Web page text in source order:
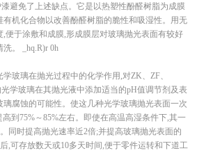
避免了上述缺点。它是以热塑性酚醛树脂为成膜
机化合物以改善酚醛树脂的脆性和吸湿性。用无
便于涂敷和成膜,形成膜层对玻璃抛光表面有较好
。 _hq.R)r 0h
玻璃在抛光过程中的化学作用,对ZK、ZF、
学玻璃在其抛光液中添加适当的pH值调节剂及表
腐蚀的可能性。使这几种光学玻璃抛光表面一次
到75%～85%左右。即使在高温高湿条件下,其一
同时提高抛光速率近2倍;并提高玻璃抛光表面的
,可存放数天或10多天时间,便于零件运转和下道工